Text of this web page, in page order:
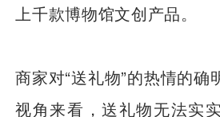
上千款博物馆文创产品。
商家对“送礼物”的热情的确
视角来看，送礼物无法实